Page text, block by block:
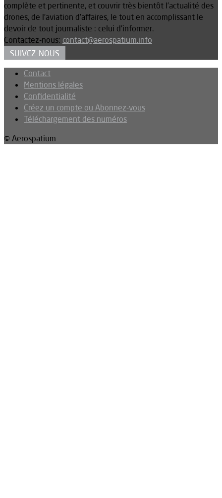
complète et pertinente, et couvrir très bientôt l’actualité des
drones, de l’aviation d’affaires, le tout en accomplissant le
devoir de tout journaliste : celui d’informer.
Contactez-nous: contact@aerospatium.info
SUIVEZ-NOUS
Contact
Mentions légales
Confidentialité
Créez un compte ou Abonnez-vous
Téléchargement des numéros
© Aerospatium